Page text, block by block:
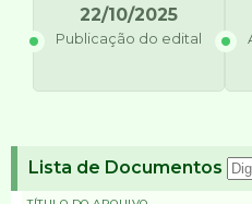
22/10/2025
Publicação do edital
Lista de Documentos